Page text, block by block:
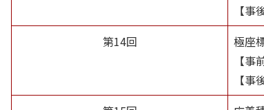
【
第14回
極座
【
【